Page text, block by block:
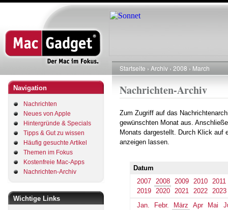
Direkt
zum
Navigation
Nachrichten
Neues von Apple
Hintergründe & Specials
Tipps & Gut zu wissen
Häufig gesuchte Artikel
Themen im Fokus
Kostenfreie Mac-Apps
Nachrichten-Archiv
Wichtige Links
Pfadnavigation
Startseite Archiv 2008 March
Nachrichten-Archiv
Zum Zugriff auf das
gewünschten Monat aus.
Monats dargestellt. Durch Klick auf
anzeigen lassen.
Datum
2007
2008 2009 2010
2011
2019
2020 2021 2022
2023
Jan.
Febr. März Apr Mai